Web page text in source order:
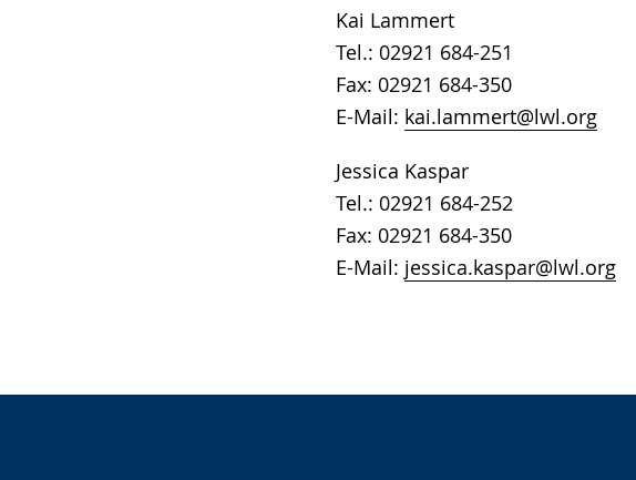
Kai Lammert
Tel.: 02921 684-251
Fax: 02921 684-350
E-Mail: kai.lammert@lwl.org
Jessica Kaspar
Tel.: 02921 684-252
Fax: 02921 684-350
E-Mail: jessica.kaspar@lwl.org